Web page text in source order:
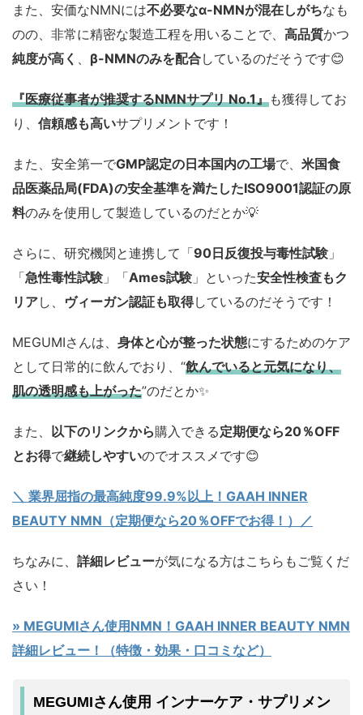
また、安価なNMNには不必要なα-NMNが混在しがちなも
のの、非常に精密な製造工程を用いることで、 高品質かつ
純度が高く
β-NMNのみを配合しているのだそうです😊
『医療従事者が推奨するNMNサプリ No.1』も獲得してお
り、 信頼感も高いサプリメントです！
また、安全第一でGMP認定の日本国内の工場で、 米国食
品医薬品局(FDA)の安全基準を満たしたISO9001認証の原
料のみを使用して製造しているのだとか💡
さらに、研究機関と連携して「90日反復投与毒性試験 」
「急性毒性試験 」「Ames試験 」といった安全性検査もク
リアし、 ヴィーガン認証も取得しているのだそうです！
MEGUMIさんは、 身体と心が整った状態にするためのケア
として日常的に飲んでおり、“飲んでいると元気になり、
肌の透明感も上がった”のだとか✨
また、 以下のリンクから購入できる定期便なら20％OFF
とお得で継続しやすいのでオススメです😊
＼ 業界屈指の最高純度99.9%以上！GAAH INNER
BEAUTY NMN（定期便なら20％OFFでお得！）／
ちなみに、 詳細レビューが気になる方はこちらもご覧くだ
さい！
» MEGUMIさん使用NMN！GAAH INNER BEAUTY NMN
詳細レビュー！（特徴・効果・口コミなど）
MEGUMIさん使用 インナーケア・サプリメン